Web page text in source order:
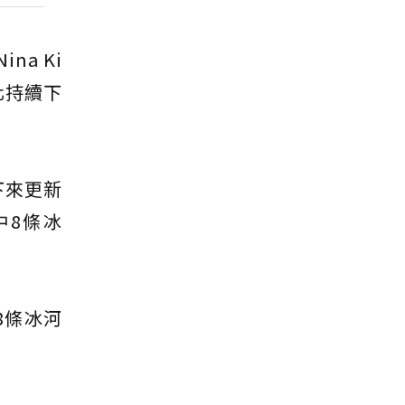
Ki
續下
更新
8條冰
冰河